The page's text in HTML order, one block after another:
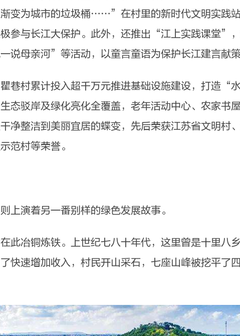
变为城市的垃圾桶……”在村里的新时代文明实践
参与长江大保护。此外，还推出“江上实践课堂”
母亲河”等活动，以童言童语为保护长江建言献策
村累计投入超千万元推进基础设施建设，打造“
态驳岸及绿化亮化全覆盖，老年活动中心、农家书
净整洁到美丽宜居的蝶变，先后荣获江苏省文明村
范村等荣誉。
演着另一番别样的绿色发展故事。
冶铜炼铁。上世纪七八十年代，这里曾是十里八
快速增加收入，村民开山采石，七座山峰被挖平了